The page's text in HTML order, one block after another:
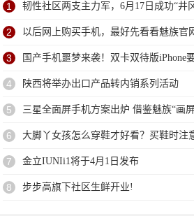
1 韧性社区两支主力军，6月17日成功“井
2 以后网上购买手机，最好先看看魅族官
3 国产手机噩梦来袭！双卡双待版iPhone
4 陕西将举办出口产品转内销系列活动
5 三星全面屏手机方案出炉 借鉴魅族“画
6 大脚丫女孩怎么穿鞋才好看？买鞋时注
7 金立IUNIi1将于4月1日发布
8 步步高旗下社区生鲜开业!